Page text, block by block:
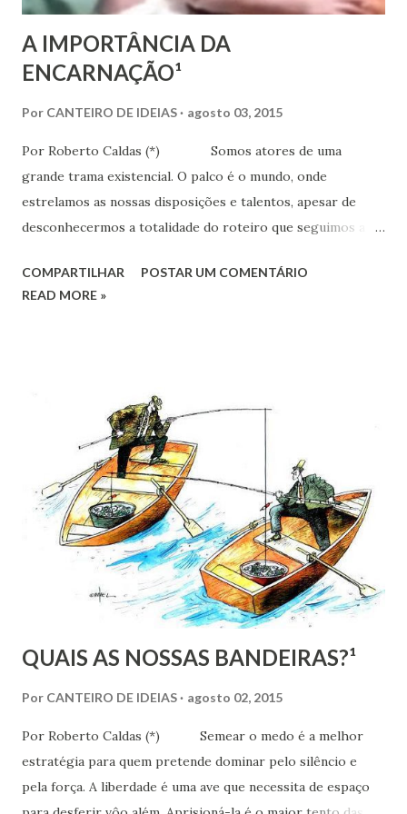
A IMPORTÂNCIA DA
ENCARNAÇÃO¹
Por CANTEIRO DE IDEIAS agosto 03, 2015
Por Roberto Caldas (*) Somos atores de uma
grande trama existencial. O palco é o mundo, onde
estrelamos as nossas disposições e talentos, apesar de
desconhecermos a totalidade do roteiro que seguimos a
participação na qualidade de protagonista terá sido
planejada antes que adentrássemos a tão amigável e
havia amigos no papel de orientadores contornando-nos
os arroubos e exageros das escolhas, dosando o peso das
decisões, conhecedores de nossas deficiências, com a
finalidade de proteger-nos de nós mesmos.
COMPARTILHAR
POSTAR UM COMENTÁRIO
READ MORE »
QUAIS AS NOSSAS BANDEIRAS?¹
Por CANTEIRO DE IDEIAS agosto 02, 2015
Por Roberto Caldas (*) Semear o medo é a melhor
estratégia para quem pretende dominar pelo silêncio e
pela força. A liberdade é uma ave que necessita de espaço